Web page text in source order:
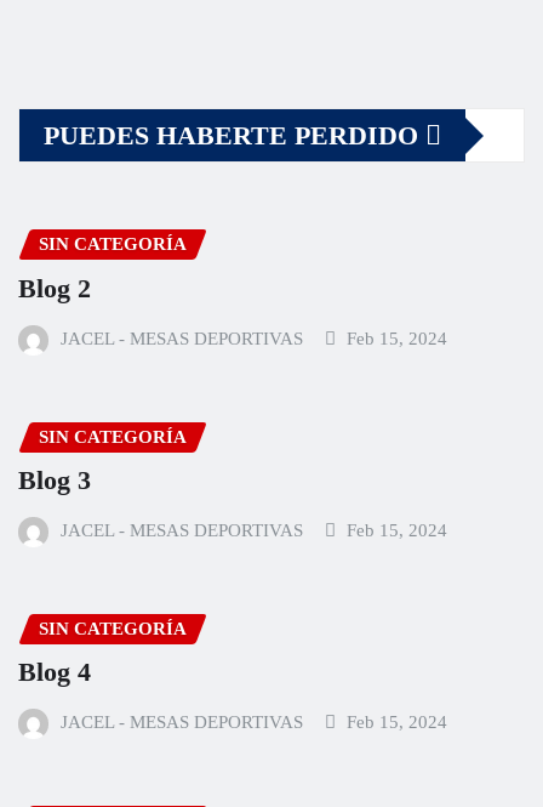
PUEDES HABERTE PERDIDO
SIN CATEGORÍA
Blog 2
JACEL - MESAS DEPORTIVAS Feb 15, 2024
SIN CATEGORÍA
Blog 3
JACEL - MESAS DEPORTIVAS Feb 15, 2024
SIN CATEGORÍA
Blog 4
JACEL - MESAS DEPORTIVAS Feb 15, 2024